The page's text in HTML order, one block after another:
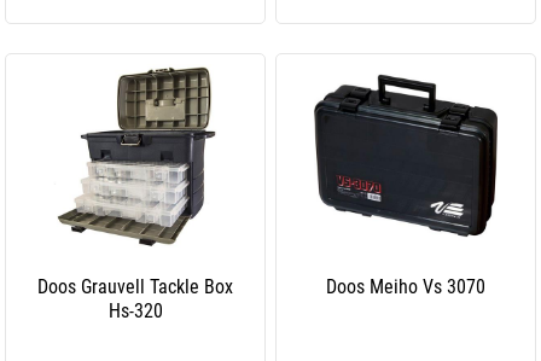
Doos Grauvell Tackle Box
Hs-320
Doos Meiho Vs 3070